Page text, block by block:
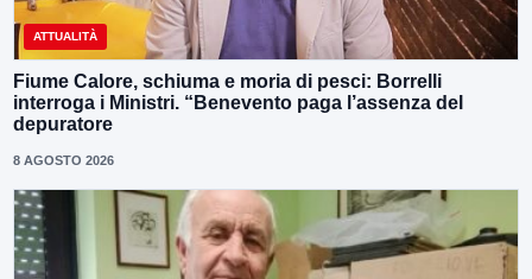
ATTUALITÀ
Fiume Calore, schiuma e moria di pesci: Borrelli
interroga i Ministri. “Benevento paga l’assenza del
depuratore
8 AGOSTO 2026